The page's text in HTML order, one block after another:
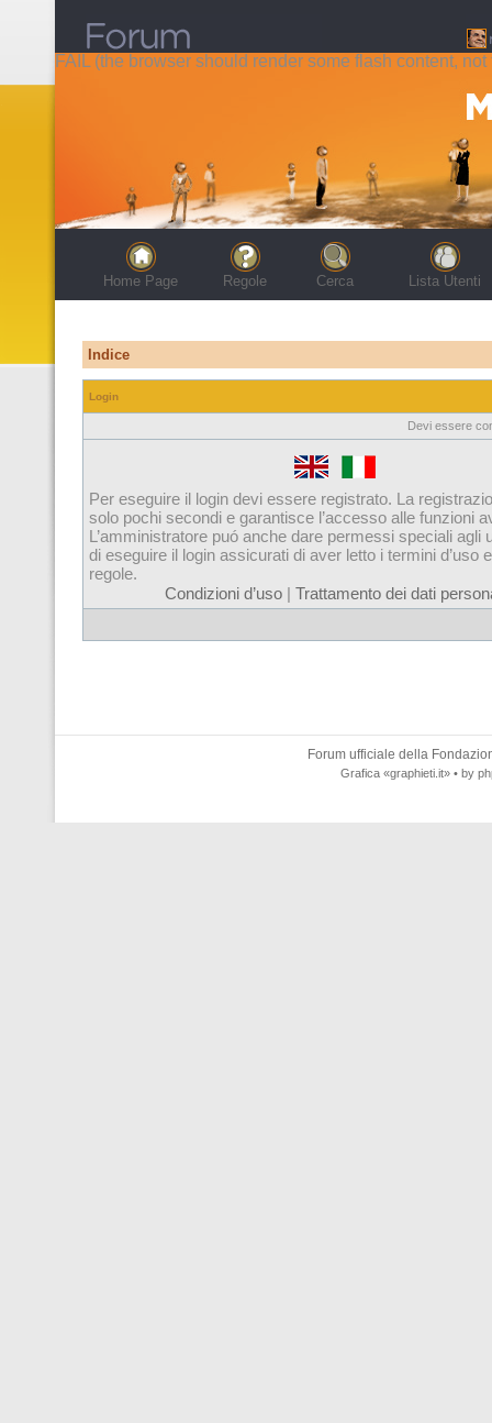
FAIL (the browser should render some flash content, not
Home Page Regole Cerca Lista Utenti
Indice
Login
Devi essere
Per eseguire il login devi essere registrato. La
solo pochi secondi e garantisce l’accesso alle funzioni
L’amministratore puó anche dare permessi speciali agli
di eseguire il login assicurati di aver letto i termini d’uso
regole.
Condizioni d’uso | Trattamento dei dati
Forum ufficiale della
Grafica «graphieti.it» • by